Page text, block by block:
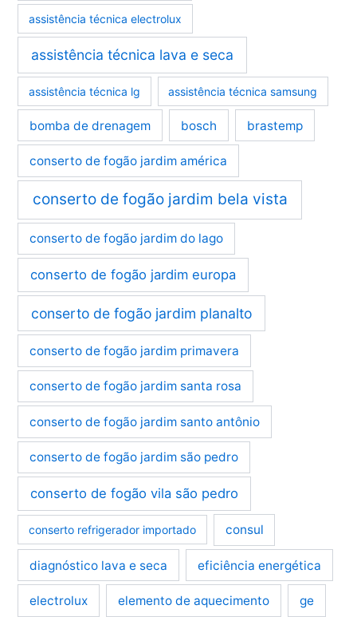
assistência técnica electrolux
assistência técnica lava e seca
assistência técnica lg assistência técnica samsung
bomba de drenagem bosch brastemp
conserto de fogão jardim américa
conserto de fogão jardim bela vista
conserto de fogão jardim do lago
conserto de fogão jardim europa
conserto de fogão jardim planalto
conserto de fogão jardim primavera
conserto de fogão jardim santa rosa
conserto de fogão jardim santo antônio
conserto de fogão jardim são pedro
conserto de fogão vila são pedro
conserto refrigerador importado consul
diagnóstico lava e seca eficiência energética
electrolux elemento de aquecimento ge